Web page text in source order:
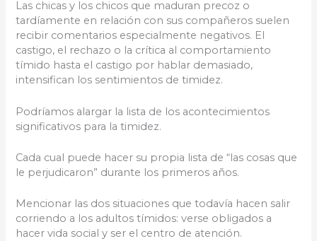
Las chicas y los chicos que maduran precoz o
tardíamente en relación con sus compañeros suelen
recibir comentarios especialmente negativos. El
castigo, el rechazo o la crítica al comportamiento
tímido hasta el castigo por hablar demasiado,
intensifican los sentimientos de timidez.
Podríamos alargar la lista de los acontecimientos
significativos para la timidez.
Cada cual puede hacer su propia lista de “las cosas que
le perjudicaron” durante los primeros años.
Mencionar las dos situaciones que todavía hacen salir
corriendo a los adultos tímidos: verse obligados a
hacer vida social y ser el centro de atención.